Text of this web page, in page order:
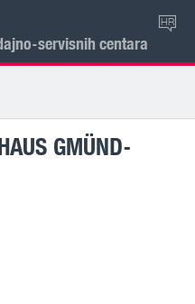
servisnih centara
HR
GMÜND-